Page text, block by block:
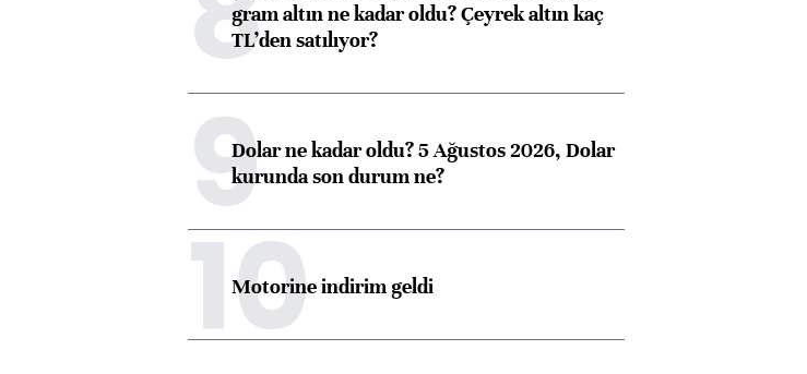
gram altın ne kadar oldu? Çeyrek altın kaç
TL’den satılıyor?
9Dolar ne kadar oldu? 5 Ağustos 2026, Dolar
kurunda son durum ne?
10
Motorine indirim geldi